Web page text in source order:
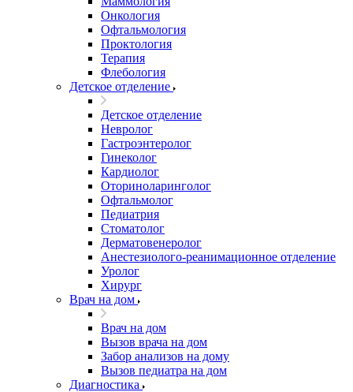
Онкология
Офтальмология
Проктология
Терапия
Флебология
Детское отделение
Детское отделение
Невролог
Гастроэнтеролог
Гинеколог
Кардиолог
Оториноларинголог
Офтальмолог
Педиатрия
Стоматолог
Дерматовенеролог
Анестезиолого-реанимационное отделение
Уролог
Хирург
Врач на дом
Врач на дом
Вызов врача на дом
Забор анализов на дому
Вызов педиатра на дом
Диагностика